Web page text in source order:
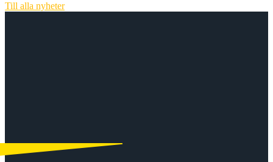
Till alla nyheter